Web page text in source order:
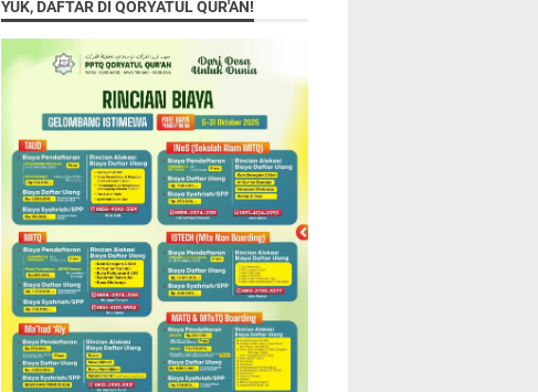
YUK, DAFTAR DI QORYATUL QUR'AN!